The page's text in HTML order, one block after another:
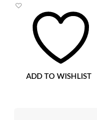
ADD TO WISHLIST